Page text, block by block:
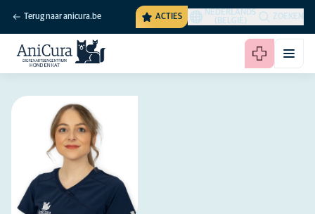
Terug naar anicura.be ACTIES
NEDERLANDS
(BELGIË)
ZOEKEN